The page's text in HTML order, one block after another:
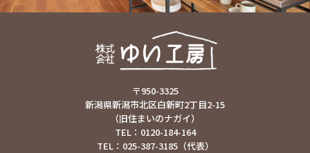
〒950-3325
新潟県新潟市北区白新町2丁目2-15
（旧住まいのナガイ）
TEL：0120-184-164
TEL：025-387-3185（代表）